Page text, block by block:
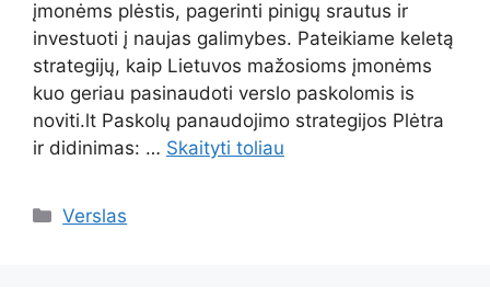
įmonėms plėstis, pagerinti pinigų srautus ir
investuoti į naujas galimybes. Pateikiame keletą
strategijų, kaip Lietuvos mažosioms įmonėms
kuo geriau pasinaudoti verslo paskolomis is
noviti.lt Paskolų panaudojimo strategijos Plėtra
ir didinimas: … Skaityti toliau
Kategorijos
Verslas